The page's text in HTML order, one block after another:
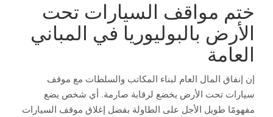
ختم مواقف السيارات تحت
الأرض بالبوليوريا في المباني
العامة
إن إنفاق المال العام لبناء المكاتب والسلطات مع موقف
سيارات تحت الأرض يخضع لرقابة صارمة. أي شخص يضع
مفهومًا طويل الأجل على الطاولة بفضل إغلاق موقف السيارات